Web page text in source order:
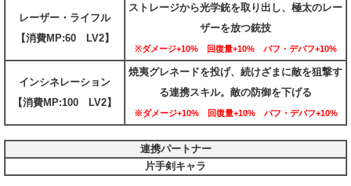
レーザー・ライフル
【消費MP:60 LV2】
ストレージから光学銃を取り出し、極太のレー
ザーを放つ銃技
※ダメージ+10% 回復量+10% バフ・デバフ+10%
インシネレーション
【消費MP:100 LV2】
焼夷グレネードを投げ、続けざまに敵を狙撃す
る連携スキル。敵の防御を下げる
※ダメージ+10% 回復量+10% バフ・デバフ+10%
連携パートナー
片手剣キャラ